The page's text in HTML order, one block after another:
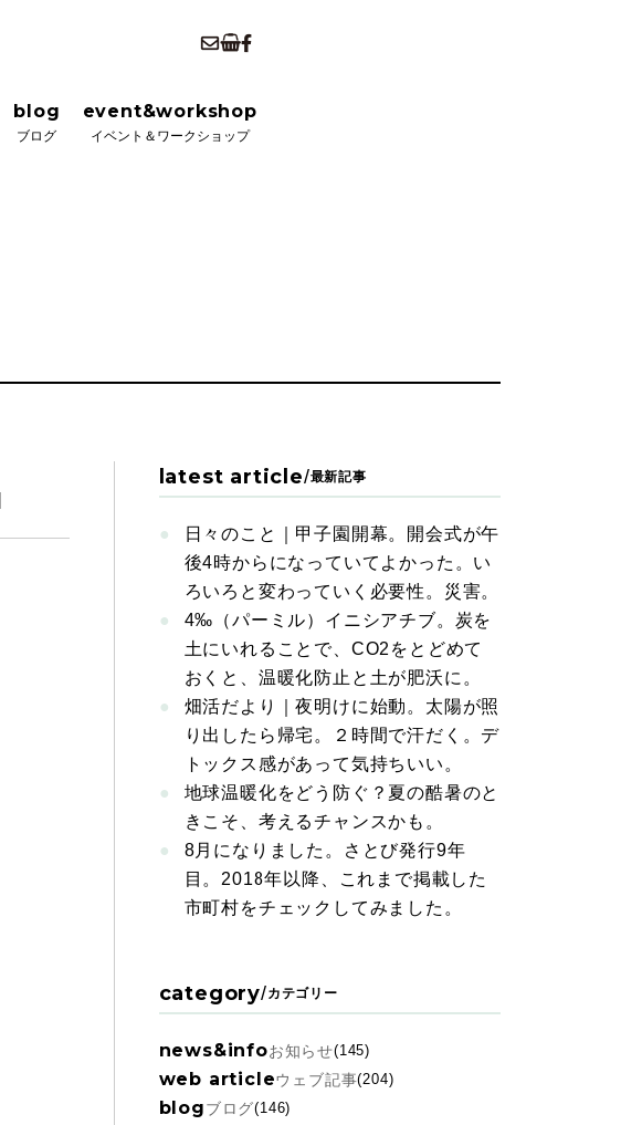
blog
ブログ
event&workshop
イベント＆ワークショップ
latest article/最新記事
日々のこと｜甲子園開幕。開会式が午
後4時からになっていてよかった。い
ろいろと変わっていく必要性。災害。
4‰（パーミル）イニシアチブ。炭を
土にいれることで、CO2をとどめて
おくと、温暖化防止と土が肥沃に。
畑活だより｜夜明けに始動。太陽が照
り出したら帰宅。２時間で汗だく。デ
トックス感があって気持ちいい。
地球温暖化をどう防ぐ？夏の酷暑のと
きこそ、考えるチャンスかも。
8月になりました。さとび発行9年
目。2018年以降、これまで掲載した
市町村をチェックしてみました。
category/カテゴリー
news&infoお知らせ(145)
web articleウェブ記事(204)
blogブログ(146)